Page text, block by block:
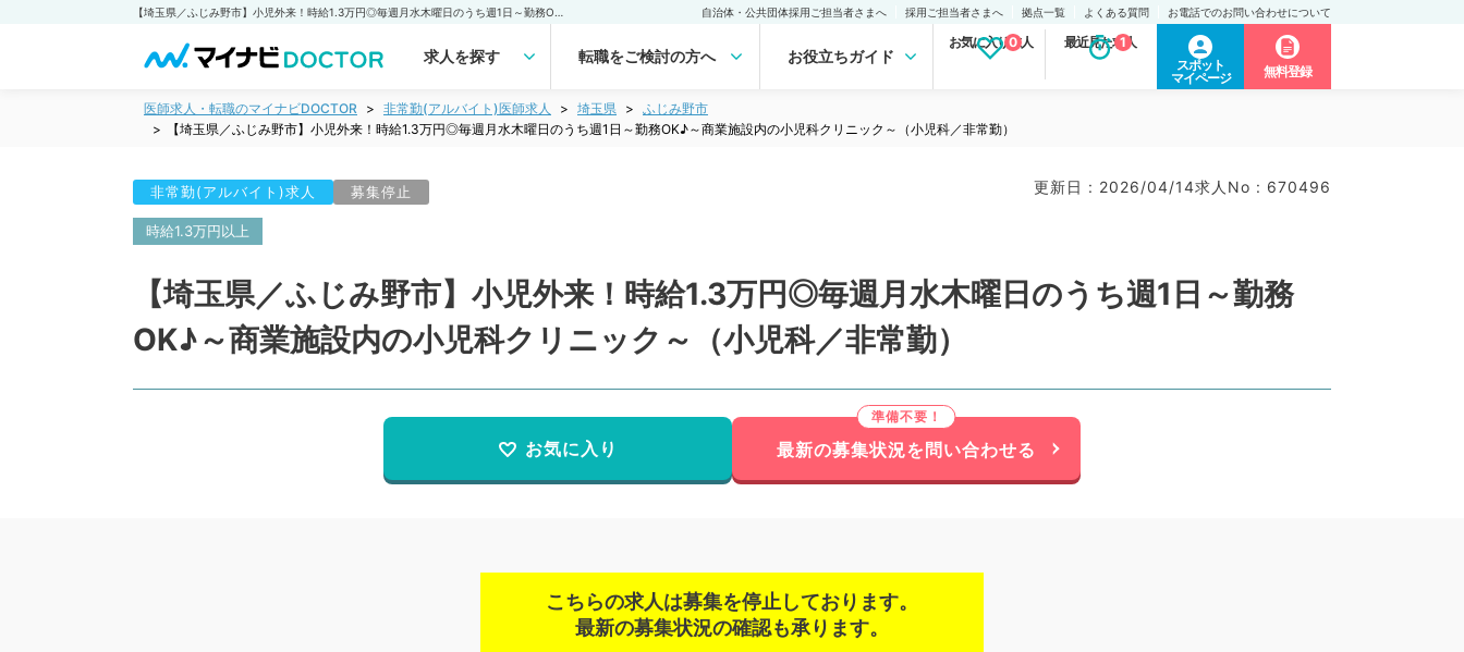
自治体・公共団体採用ご担当者さまへ 採用ご担当者さまへ 拠点一覧 よくある質問 お電話でのお問い合わせについて
求人を探す 転職をご検討の方へ お役立ちガイド
お気に入り求人
0 最近見た求人
1
スポット
マイページ
無料登録
医師求人・転職のマイナビDOCTOR 非常勤(アルバイト)医師求人 埼玉県
ふじみ野市
【埼玉県／ふじみ野市】小児外来！時給1.3万円◎毎週月水木曜日のうち週1日～勤務OK♪～商業施設内の小児科クリニック～（小児科／非常勤）
非常勤(アルバイト)求人 募集停止 更新日 : 2026/04/14求人No : 670496
時給1.3万円以上
【埼玉県／ふじみ野市】小児外来！時給1.3万円◎毎週月水木曜日のうち週1日～勤務
OK♪～商業施設内の小児科クリニック～（小児科／非常勤）
お気に入り 最新の募集状況を問い合わせる
こちらの求人は募集を停止しております。
最新の募集状況の確認も承ります。